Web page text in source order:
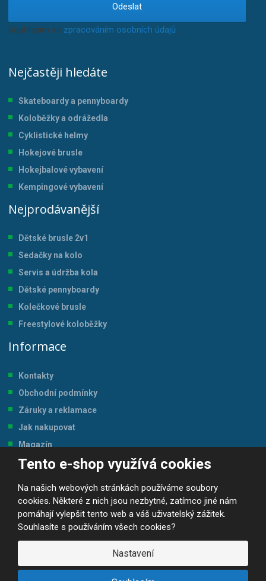
Tento e-shop využívá cookies
Na našich webových stránkách používáme soubory
cookies. Některé z nich jsou nezbytné, zatímco jiné nám
pomáhají vylepšit tento web a váš uživatelský zážitek.
Souhlasíte s používáním všech cookies?
Nastavení
Odeslat
Souhlasím se zpracováním osobních údajů.
Nejčastěji hledáte
Skateboardy a pennyboardy
Koloběžky a odrážedla
Cyklistické helmy
Hokejové brusle
Hokejbalové vybavení
Kempingové vybavení
Nejprodávanější
Dětské brusle 2v1
Sedačky na kolo
Servis a údržba kola
Dětské pennyboardy
Kolečkové brusle
Freestylové koloběžky
Informace
Kontakty
Obchodní podmínky
Záruky a reklamace
Jak nakupovat
Magazín
Tabulka velikostí
© 2026, JP-SPORT.CZ SPORTOVNÍ POTŘEBY
Prohlášení o přístupnosti |Mapa stránek ||GDPR
VYROBILA
R